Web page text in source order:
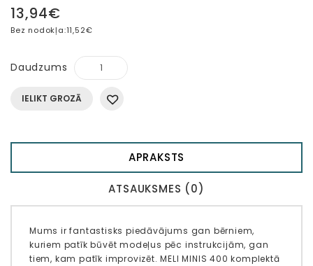
13,94€
Bez nodokļa:11,52€
Daudzums
IELIKT GROZĀ
APRAKSTS
ATSAUKSMES (0)
Mums ir fantastisks piedāvājums gan bērniem,
kuriem patīk būvēt modeļus pēc instrukcijām, gan
tiem, kam patīk improvizēt. MELI MINIS 400 komplektā